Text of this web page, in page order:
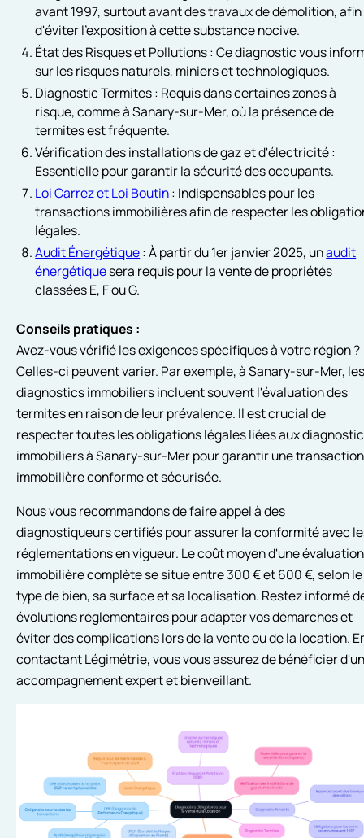
avant 1997, surtout avant des travaux de démolition, afin
d'éviter l'exposition à cette substance nocive.
État des Risques et Pollutions : Ce diagnostic vous
sur les risques naturels, miniers et technologiques.
Diagnostic Termites : Requis dans certaines zones à
risque, comme à Sanary-sur-Mer, où la présence de
termites est fréquente.
Vérification des installations de gaz et d'électricité :
Essentielle pour garantir la sécurité des occupants.
Loi Carrez et Loi Boutin: Indispensables pour les
transactions immobilières afin de respecter les
légales.
Audit Énergétique: À partir du 1er janvier 2025, unaudit
énergétiquesera requis pour la vente de propriétés
classées E, F ou G.
Conseils pratiques :
Avez-vous vérifié les exigences spécifiques à votre région ?
Celles-ci peuvent varier. Par exemple, à Sanary-sur-Mer, les
diagnostics immobiliers incluent souvent l'évaluation des
termites en raison de leur prévalence. Il est crucial de
respecter toutes les obligations légales liées aux
immobiliers à Sanary-sur-Mer pour garantir une transaction
immobilière conforme et sécurisée.
Nous vous recommandons de faire appel à des
diagnostiqueurs certifiés pour assurer la conformité avec
réglementations en vigueur. Le coût moyen d'une évaluation
immobilière complète se situe entre 300 € et 600 €, selon le
type de bien, sa surface et sa localisation. Restez informé
évolutions réglementaires pour adapter vos démarches et
éviter des complications lors de la vente ou de la location.
contactant Légimétrie, vous vous assurez de bénéficier d'un
accompagnement expert et bienveillant.